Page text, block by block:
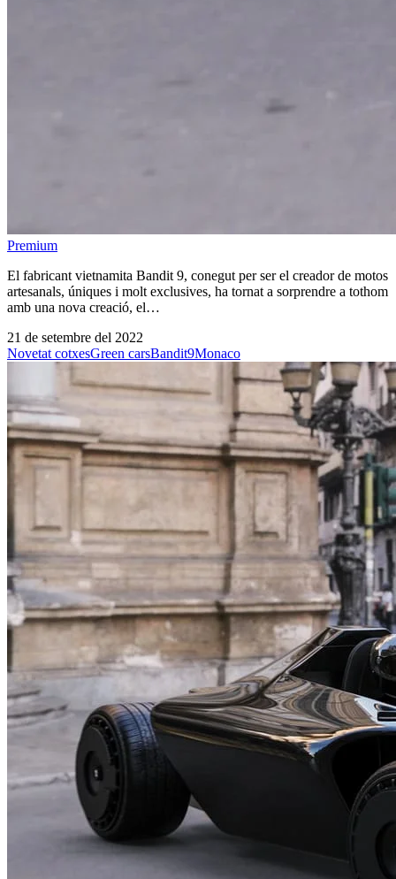
Premium
El fabricant vietnamita Bandit 9, conegut per ser el creador de motos
artesanals, úniques i molt exclusives, ha tornat a sorprendre a tothom
amb una nova creació, el…
21 de setembre del 2022
Novetat cotxesGreen carsBandit9Monaco